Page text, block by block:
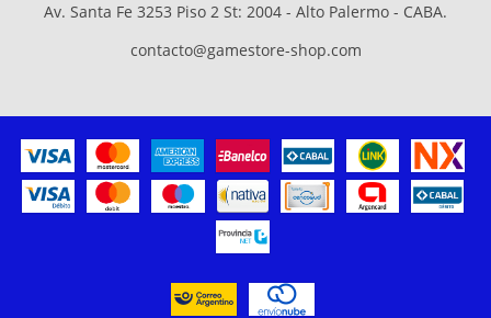
Av. Santa Fe 3253 Piso 2 St: 2004 - Alto Palermo - CABA.
contacto@gamestore-shop.com